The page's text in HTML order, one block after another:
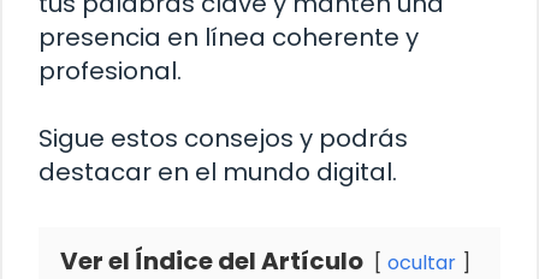
presencia en línea coherente y
profesional.
Sigue estos consejos y podrás
destacar en el mundo digital.
Ver el Índice del Artículo ocultar